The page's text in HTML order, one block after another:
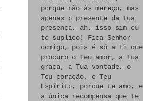
porque não às mereço, mas
apenas o presente da tua
presença, ah, isso sim eu
te suplico! Fica Senhor
comigo, pois é só a Ti que
procuro o Teu amor, a Tua
graça, a Tua vontade, o
Teu coração, o Teu
Espírito, porque te amo, e
a única recompensa que te